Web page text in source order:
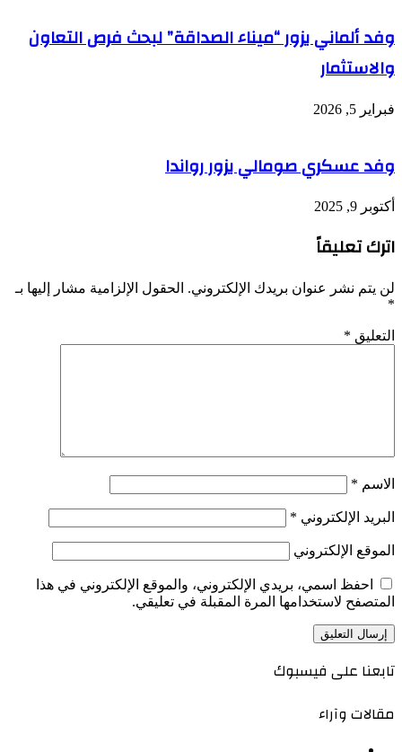
وفد ألماني يزور “ميناء الصداقة” لبحث فرص التعاون
والاستثمار
فبراير 5, 2026
وفد عسكري صومالي يزور رواندا
أكتوبر 9, 2025
اترك تعليقاً
لن يتم نشر عنوان بريدك الإلكتروني. الحقول الإلزامية مشار إليها بـ
*
التعليق *
الاسم *
البريد الإلكتروني *
الموقع الإلكتروني
احفظ اسمي، بريدي الإلكتروني، والموقع الإلكتروني في هذا
المتصفح لاستخدامها المرة المقبلة في تعليقي.
تابعنا على فيسبوك
مقالات وآراء